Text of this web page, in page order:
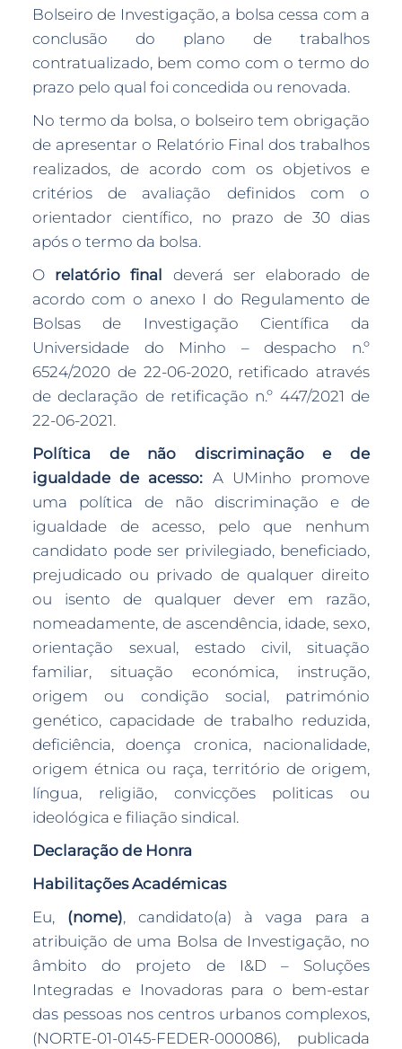
Bolseiro de Investigação, a bolsa cessa com a
conclusão do plano de trabalhos
contratualizado, bem como com o termo do
prazo pelo qual foi concedida ou renovada.
No termo da bolsa, o bolseiro tem obrigação
de apresentar o Relatório Final dos trabalhos
realizados, de acordo com os objetivos e
critérios de avaliação definidos com o
orientador científico, no prazo de 30 dias
após o termo da bolsa.
O relatório final
deverá ser elaborado de
acordo com o anexo I do Regulamento de
Bolsas de Investigação Científica da
Universidade do Minho – despacho n.º
6524/2020 de 22-06-2020, retificado através
de declaração de retificação n.º 447/2021 de
22-06-2021.
Política de não discriminação e de
igualdade de acesso: A UMinho promove
uma política de não discriminação e de
igualdade de acesso, pelo que nenhum
candidato pode ser privilegiado, beneficiado,
prejudicado ou privado de qualquer direito
ou isento de qualquer dever em razão,
nomeadamente, de ascendência, idade, sexo,
orientação sexual, estado civil, situação
familiar, situação económica, instrução,
origem ou condição social, património
genético, capacidade de trabalho reduzida,
deficiência, doença cronica, nacionalidade,
origem étnica ou raça, território de origem,
língua, religião, convicções politicas ou
ideológica e filiação sindical.
Declaração de Honra
Habilitações Académicas
Eu, (nome), candidato(a) à vaga para a
atribuição de uma Bolsa de Investigação, no
âmbito do projeto de I&D – Soluções
Integradas e Inovadoras para o bem-estar
das pessoas nos centros urbanos complexos,
(NORTE-01-0145-FEDER-000086), publicada